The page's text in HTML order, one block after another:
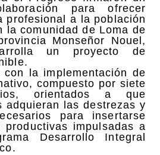
para ofrecer
profesional a la población
la comunidad de Loma de
Monseñor Nouel,
un proyecto de
la implementación de
compuesto por siete
orientados a que
adquieran las destrezas y
para insertarse
impulsadas a
Desarrollo Integral